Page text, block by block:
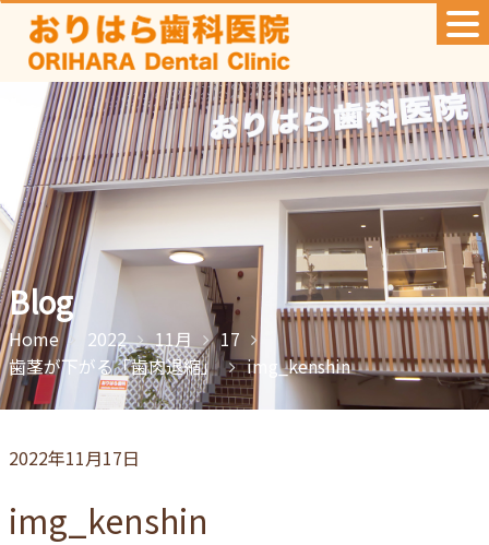
Skip
content
Blog
Home 2022 11月
17
歯茎が下がる「歯肉退縮」
img_kenshin
2022年11月17日
img_kenshin